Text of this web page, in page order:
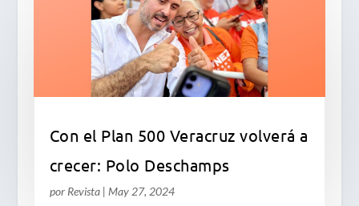
Con el Plan 500 Veracruz volverá a
crecer: Polo Deschamps
por Revista| May 27, 2024